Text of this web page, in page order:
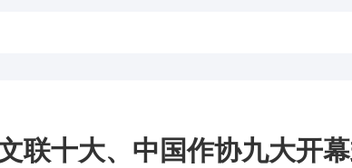
联十大、中国作协九大开